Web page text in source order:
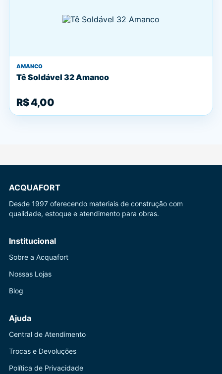
AMANCO
Tê Soldável 32 Amanco
R$ 4,00
ACQUAFORT
Desde 1997 oferecendo materiais de construção com
qualidade, estoque e atendimento para obras.
Institucional
Sobre a Acquafort
Nossas Lojas
Blog
Ajuda
Central de Atendimento
Trocas e Devoluções
Política de Privacidade